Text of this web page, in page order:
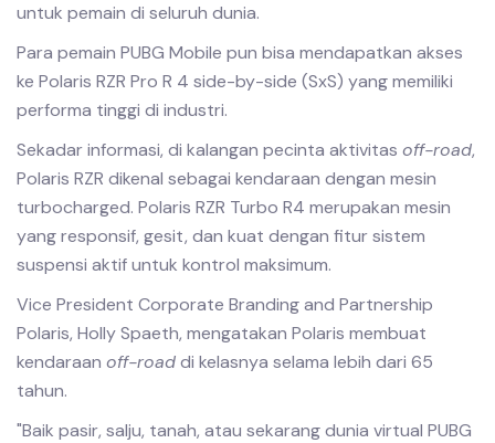
untuk pemain di seluruh dunia.
Para pemain PUBG Mobile pun bisa mendapatkan akses
ke Polaris RZR Pro R 4 side-by-side (SxS) yang memiliki
performa tinggi di industri.
Sekadar informasi, di kalangan pecinta aktivitas off-road,
Polaris RZR dikenal sebagai kendaraan dengan mesin
turbocharged. Polaris RZR Turbo R4 merupakan mesin
yang responsif, gesit, dan kuat dengan fitur sistem
suspensi aktif untuk kontrol maksimum.
Vice President Corporate Branding and Partnership
Polaris, Holly Spaeth, mengatakan Polaris membuat
kendaraan off-roaddi kelasnya selama lebih dari 65
tahun.
"Baik pasir, salju, tanah, atau sekarang dunia virtual PUBG